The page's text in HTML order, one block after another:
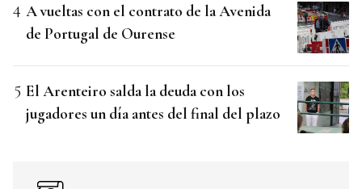
A vueltas con el contrato de la Avenida
de Portugal de Ourense
El Arenteiro salda la deuda con los
jugadores un día antes del final del plazo